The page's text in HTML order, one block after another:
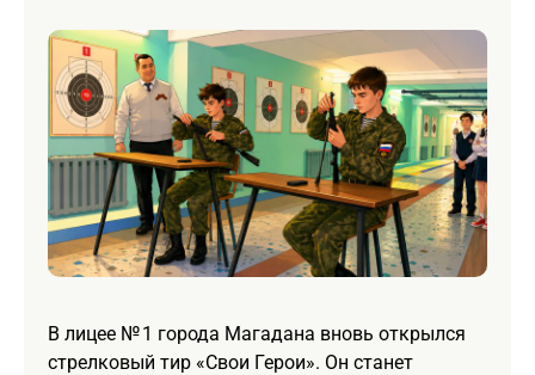
В лицее № 1 города Магадана вновь открылся
стрелковый тир «Свои Герои». Он станет